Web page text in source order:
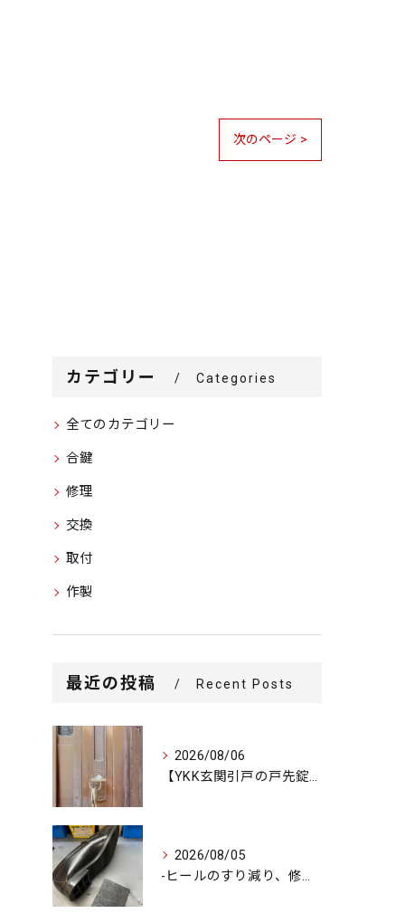
次のページ >
カテゴリー Categories
全てのカテゴリー
合鍵
修理
交換
取付
作製
最近の投稿 Recent Posts
2026/08/06
【YKK玄関引戸の戸先錠が勝手にかかる…廃盤MIWA錠前を奇...
2026/08/05
-ヒールのすり減り、修理できます-